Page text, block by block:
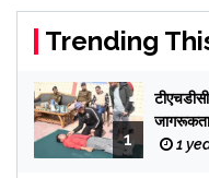
Trending
1
1